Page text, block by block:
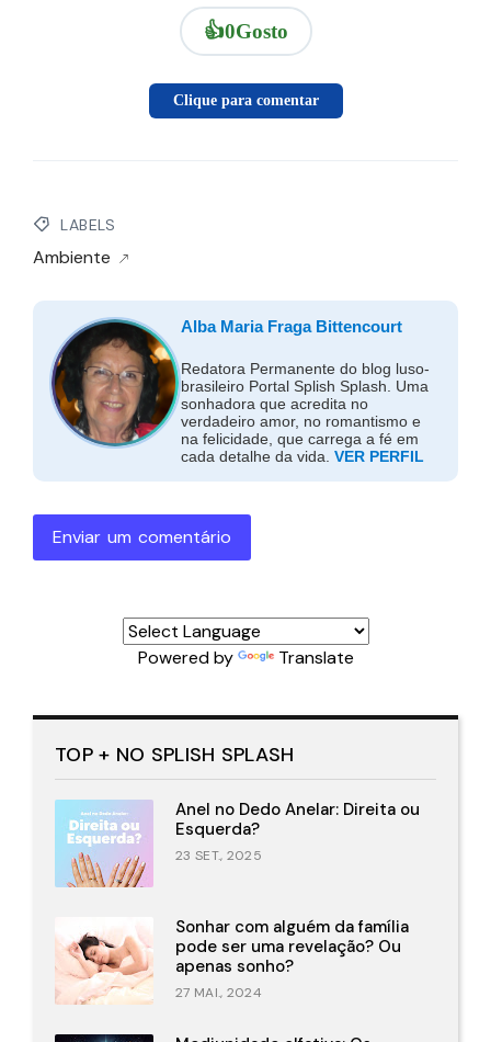
👍0Gosto
Clique para comentar
LABELS
Ambiente
Alba Maria Fraga Bittencourt
Redatora Permanente do blog luso-
brasileiro Portal Splish Splash. Uma
sonhadora que acredita no
verdadeiro amor, no romantismo e
na felicidade, que carrega a fé em
cada detalhe da vida. VER PERFIL
Enviar um comentário
Powered by Translate
TOP + NO SPLISH SPLASH
Anel no Dedo Anelar: Direita ou
Esquerda?
23 SET., 2025
Sonhar com alguém da família
pode ser uma revelação? Ou
apenas sonho?
27 MAI., 2024